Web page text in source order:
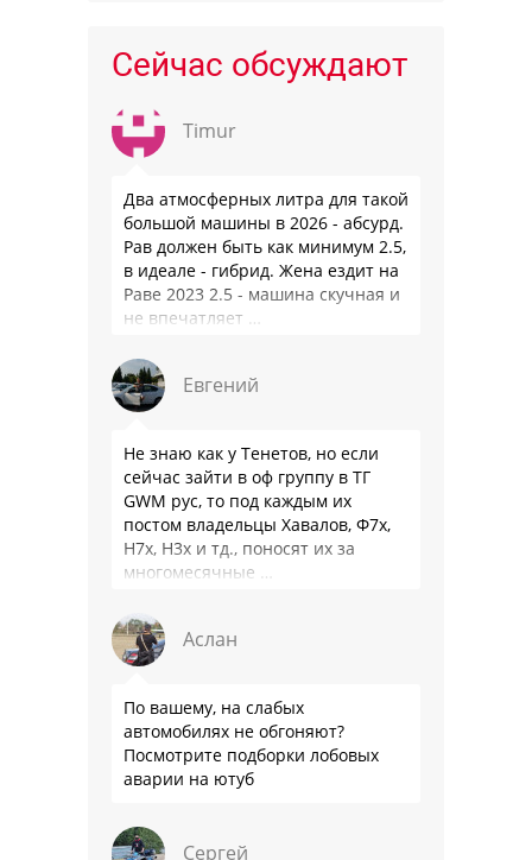
Сейчас обсуждают
Timur
Два атмосферных литра для такой
большой машины в 2026 - абсурд.
Рав должен быть как минимум 2.5,
в идеале - гибрид. Жена ездит на
Раве 2023 2.5 - машина скучная и
не впечатляет …
Евгений
Не знаю как у Тенетов, но если
сейчас зайти в оф группу в ТГ
GWM рус, то под каждым их
постом владельцы Хавалов, Ф7х,
Н7х, Н3х и тд., поносят их за
многомесячные …
Аслан
По вашему, на слабых
автомобилях не обгоняют?
Посмотрите подборки лобовых
аварии на ютуб
Сергей